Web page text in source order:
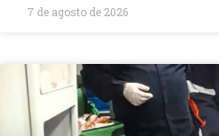
7 de agosto de 2026